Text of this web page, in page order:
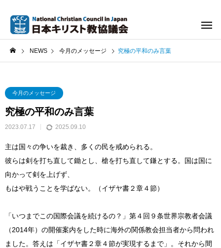
NEWS 今月のメッセージ 究極の平和のみ言葉
今月のメッセージ
究極の平和のみ言葉
2023.07.17 2025.09.10
主は国々の争いを裁き、多くの民を戒められる。
彼らは剣を打ち直して鋤とし、槍を打ち直して鎌とする。国は国に
向かって剣を上げず、
もはや戦うことを学ばない。（イザヤ書２章４節）
「いつまでこの国際会議を続けるの？」第４回９条世界宗教者会議
（2014年）の開催案内をした時に海外の関係教会担当者から問われ
ました。答えは「イザヤ書２章４節が実現するまで」。それから間